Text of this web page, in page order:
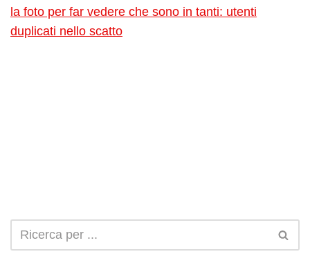
la foto per far vedere che sono in tanti: utenti
duplicati nello scatto